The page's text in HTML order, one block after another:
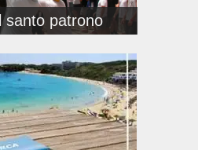
santo patrono